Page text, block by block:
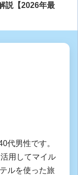
説【2026年最
代男性です。
用してマイル
ルを使った旅